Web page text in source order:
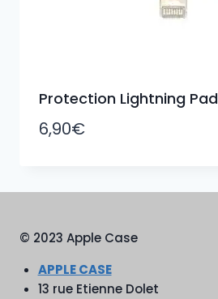
Protection Lightning Pad
6,90€
© 2023 Apple Case
APPLE CASE
13 rue Etienne Dolet